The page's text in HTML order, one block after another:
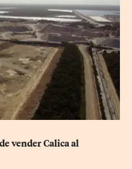
vender Calica al